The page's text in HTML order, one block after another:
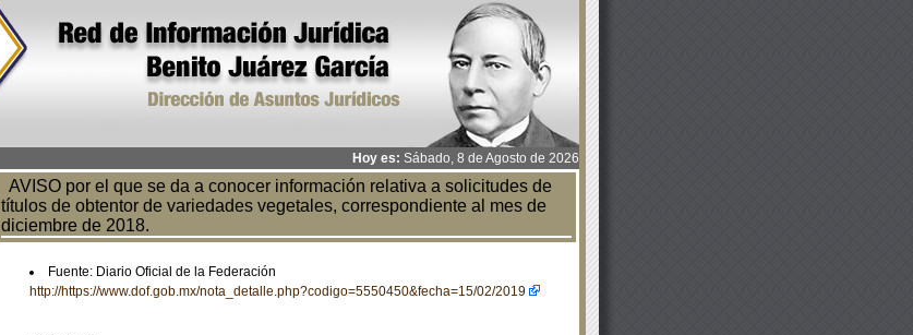
Hoy es: Sábado, 8 de Agosto de 2026
AVISO por el que se da a conocer información relativa a solicitudes de
títulos de obtentor de variedades vegetales, correspondiente al mes de
diciembre de 2018.
Fuente: Diario Oficial de la Federación
http://https://www.dof.gob.mx/nota_detalle.php?codigo=5550450&fecha=15/02/2019